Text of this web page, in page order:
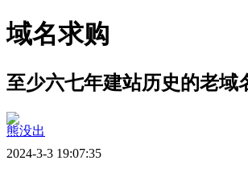
域名求购
至少六七年建站历史的老域
熊没出
2024-3-3 19:07:35